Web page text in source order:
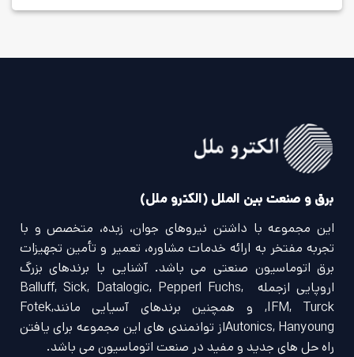
برق و صنعت بین الملل (الکترو ملل)
این مجموعه با داشتن نیروهای جوان، زبده، متخصص و با
تجربه مفتخر به ارائه خدمات مشاوره، تعمیر و تأمین تجهیزات
برق اتوماسیون صنعتی می باشد. آشنایی با برندهای بزرگ
اروپایی ازجمله Balluff, Sick, Datalogic, Pepperl Fuchs,
IFM, Turck, و همچنین برندهای آسیایی مانندFotek,
Autonics, Hanyoungاز توانمندی های این مجموعه برای یافتن
راه حل های جدید و مفید در صنعت اتوماسیون می باشد.